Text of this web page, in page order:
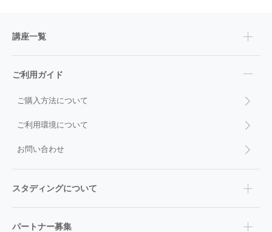
講座一覧
ご利用ガイド
ご購入方法について
ご利用環境について
お問い合わせ
スタディングについて
パートナー募集